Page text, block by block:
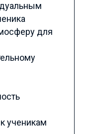
для
ученикам